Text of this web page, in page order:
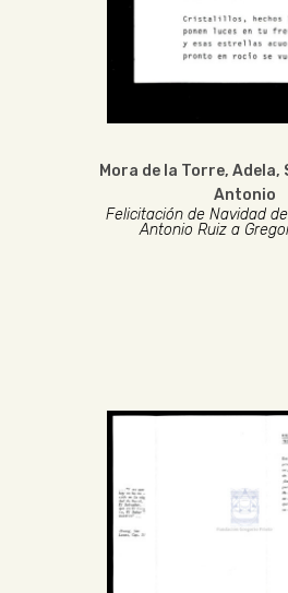
Mora de la Torre, Adela,
Antonio
Felicitación de Navidad
Antonio Ruiz a